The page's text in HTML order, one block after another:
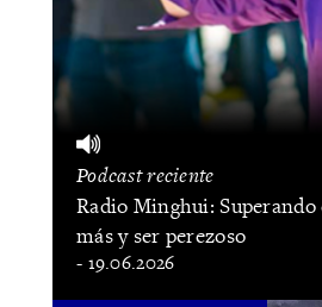
Podcast reciente
Radio Minghui:
más y ser perezoso
- 19.06.2026